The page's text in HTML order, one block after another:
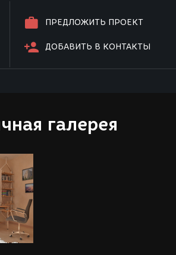
ПРЕДЛОЖИТЬ ПРОЕКТ
ДОБАВИТЬ В КОНТАКТЫ
галерея